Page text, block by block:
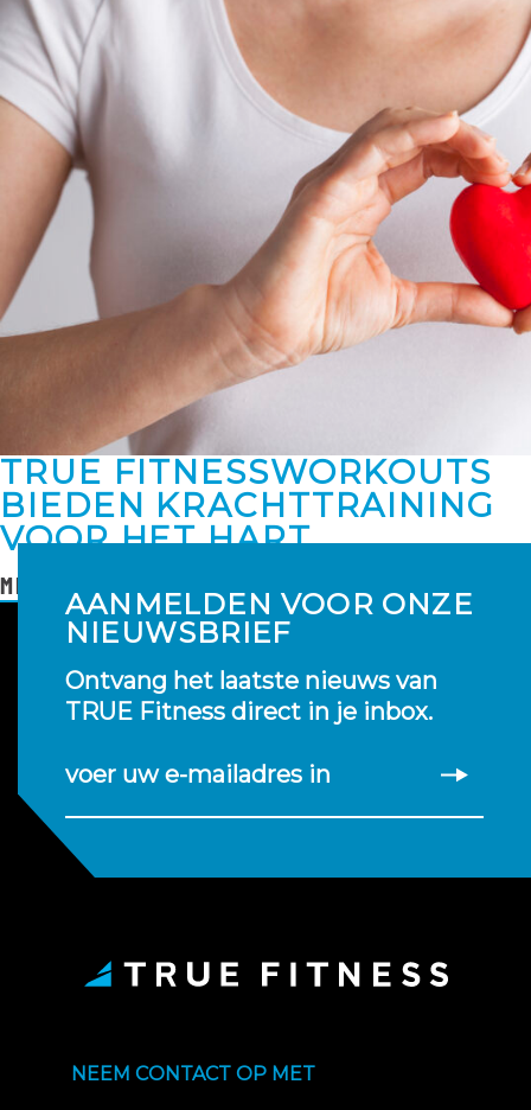
TRUE FITNESSWORKOUTS
BIEDEN KRACHTTRAINING
VOOR HET HART
MEER LEZEN
AANMELDEN VOOR ONZE
NIEUWSBRIEF
Ontvang het laatste nieuws van
TRUE Fitness direct in je inbox.
voer uw e-mailadres in
NEEM CONTACT OP MET